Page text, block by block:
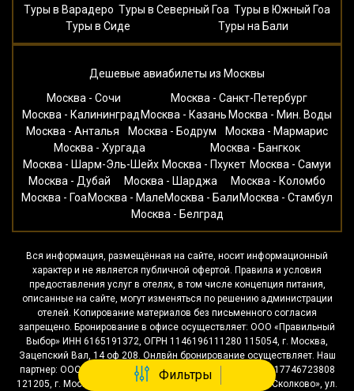
Фильтры
Туры в Варадеро Туры в Северный Гоа Туры в Южный Гоа
Туры в Сиде
Туры на Бали
Дешевые авиабилеты из Москвы
Москва - Сочи
Москва - Санкт-Петербург
Москва - КалининградМосква - КазаньМосква - Мин. Воды
Москва - Анталья
Москва - Бодрум
Москва - Мармарис
Москва - Хургада
Москва - Бангкок
Москва - Шарм-Эль-Шейх Москва - Пхукет Москва - Самуи
Москва - Дубай
Москва - Шарджа
Москва - Коломбо
Москва - ГоаМосква - МалеМосква - БалиМосква - Стамбул
Москва - Белград
Вся информация, размещённая на сайте, носит информационный
характер и не является публичной офертой. Правила и условия
предоставления услуг в отелях, в том числе концепция питания,
описанные на сайте, могут изменяться по решению администрации
отелей. Копирование материалов без письменного согласия
запрещено. Бронирование в офисе осуществляет: ООО «Правильный
Выбор» ИНН 6165191372, ОГРН 1146196111280 115054, г. Москва,
Зацепский Вал, 14 оф 208. Онлвйн бронирование осуществляет. Наш
партнер: ООО «Левел Тревел» ИНН 7716697924 ОГРН 1117746723808
121205, г. Москва, территория Инновационного центра «Сколково», ул.